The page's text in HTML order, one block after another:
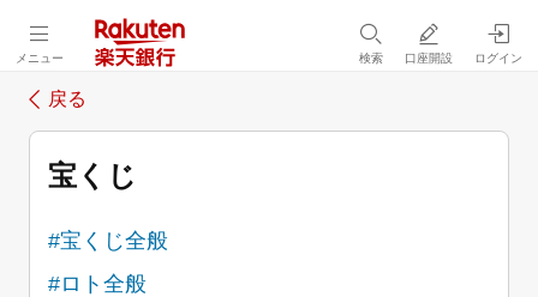
メニュー 検索 口座開設 ログイン
戻る
宝くじ
#宝くじ全般
#ロト全般